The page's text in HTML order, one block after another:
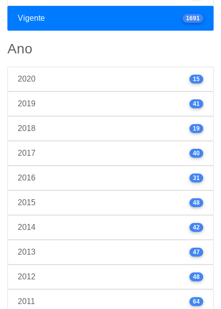
Vigente 1691
Ano
2020 15
2019 41
2018 19
2017 40
2016 31
2015 48
2014 42
2013 47
2012 48
2011 64